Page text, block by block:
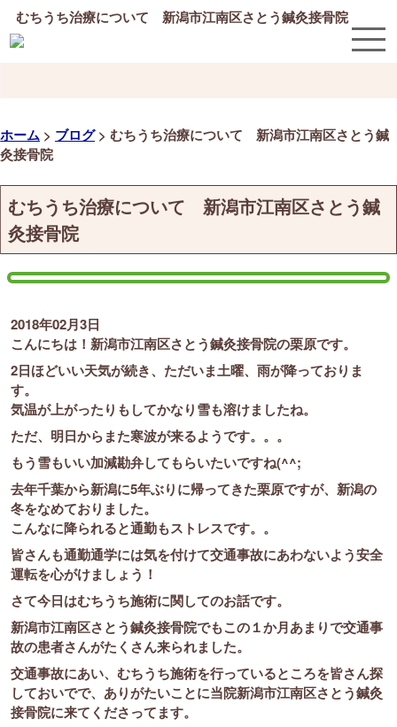
むちうち治療について 新潟市江南区さとう鍼灸接骨院
ホーム > ブログ> むちうち治療について 新潟市江南区さとう鍼
灸接骨院
むちうち治療について 新潟市江南区さとう鍼
灸接骨院
2018年02月3日
こんにちは！新潟市江南区さとう鍼灸接骨院の栗原です。
2日ほどいい天気が続き、ただいま土曜、雨が降っておりま
す。
気温が上がったりもしてかなり雪も溶けましたね。
ただ、明日からまた寒波が来るようです。。。
もう雪もいい加減勘弁してもらいたいですね(^^;
去年千葉から新潟に5年ぶりに帰ってきた栗原ですが、新潟の
冬をなめておりました。
こんなに降られると通勤もストレスです。。
皆さんも通勤通学には気を付けて交通事故にあわないよう安全
運転を心がけましょう！
さて今日はむちうち施術に関してのお話です。
新潟市江南区さとう鍼灸接骨院でもこの１か月あまりで交通事
故の患者さんがたくさん来られました。
交通事故にあい、むちうち施術を行っているところを皆さん探
しておいでで、ありがたいことに当院新潟市江南区さとう鍼灸
接骨院に来てくださってます。